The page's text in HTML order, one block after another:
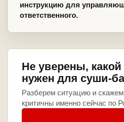
инструкцию для
ответственного.
Не уверены, какой
нужен для суши-
Разберем ситуацию и
критичны именно сейчас по